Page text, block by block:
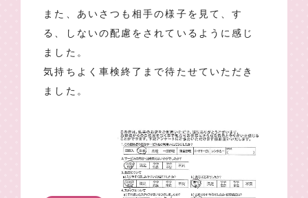
また、あいさつも相手の様子を見て、す
る、しないの配慮をされているように感じ
ました。
気持ちよく車検終了まで待たせていただき
ました。